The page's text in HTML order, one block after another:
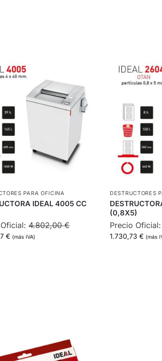
PARA OFICINA
IDEAL 4005 CC
Oficial:4.802,00€
€ (más IVA)
DESTRUCTORES
(0,8X5)
Precio
1.730,73€ (más